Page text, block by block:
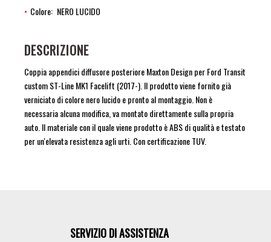
Colore NERO LUCIDO
DESCRIZIONE
Coppia appendici diffusore posteriore Maxton Design per Ford Transit
custom ST-Line MK1 Facelift (2017-). Il prodotto viene fornito già
verniciato di colore nero lucido e pronto al montaggio. Non è
necessaria alcuna modifica, va montato direttamente sulla propria
auto. Il materiale con il quale viene prodotto è ABS di qualità e testato
per un'elevata resistenza agli urti. Con certificazione TUV.
SERVIZIO DI ASSISTENZA